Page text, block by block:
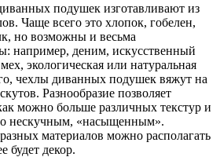
подушек изготавливают из
Чаще всего это хлопок, гобелен,
но возможны и весьма
например, деним, искусственный
экологическая или натуральная
чехлы диванных подушек вяжут на
Разнообразие позволяет
можно больше различных текстур и
нескучным, «насыщенным».
материалов можно располагать
будет декор.